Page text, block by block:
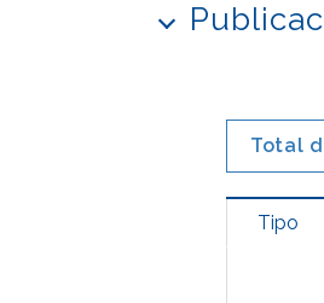
Total
Tipo